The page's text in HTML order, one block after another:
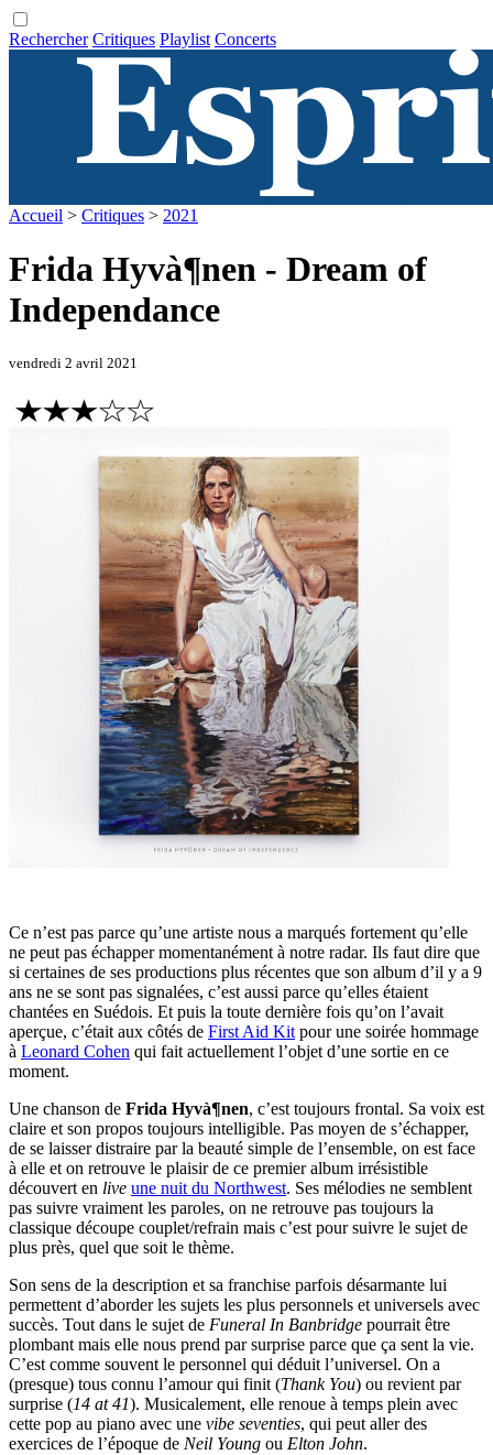
Rechercher Critiques Playlist Concerts
Accueil > Critiques > 2021
Frida Hyvà¶nen - Dream of
Independance
vendredi 2 avril 2021
Ce n’est pas parce qu’une artiste nous a marqués fortement qu’elle
ne peut pas échapper momentanément à notre radar. Ils faut dire que
si certaines de ses productions plus récentes que son album d’il y a 9
ans ne se sont pas signalées, c’est aussi parce qu’elles étaient
chantées en Suédois. Et puis la toute dernière fois qu’on l’avait
aperçue, c’était aux côtés de First Aid Kit pour une soirée hommage
à Leonard Cohen qui fait actuellement l’objet d’une sortie en ce
moment.
Une chanson de Frida Hyvà¶nen, c’est toujours frontal. Sa voix est
claire et son propos toujours intelligible. Pas moyen de s’échapper,
de se laisser distraire par la beauté simple de l’ensemble, on est face
à elle et on retrouve le plaisir de ce premier album irrésistible
découvert en live une nuit du Northwest. Ses mélodies ne semblent
pas suivre vraiment les paroles, on ne retrouve pas toujours la
classique découpe couplet/refrain mais c’est pour suivre le sujet de
plus près, quel que soit le thème.
Son sens de la description et sa franchise parfois désarmante lui
permettent d’aborder les sujets les plus personnels et universels avec
succès. Tout dans le sujet de Funeral In Banbridge pourrait être
plombant mais elle nous prend par surprise parce que ça sent la vie.
C’est comme souvent le personnel qui déduit l’universel. On a
(presque) tous connu l’amour qui finit (Thank You) ou revient par
surprise (14 at 41). Musicalement, elle renoue à temps plein avec
cette pop au piano avec une vibe seventies, qui peut aller des
exercices de l’époque de Neil Young ou Elton John.